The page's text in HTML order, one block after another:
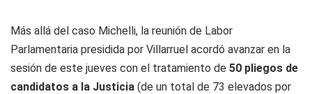
Más allá del caso Michelli, la reunión de Labor
Parlamentaria presidida por Villarruel acordó avanzar en la
sesión de este jueves con el tratamiento de 50 pliegos de
candidatos a la Justicia (de un total de 73 elevados por